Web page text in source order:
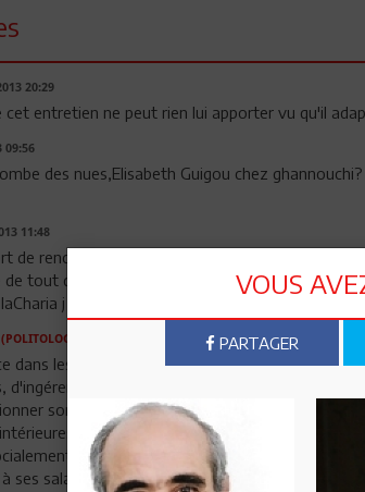
20:29
cet entretien ne peut rien lui apporter vu qu'il
09:56
des nues,Elisabeth Guigou chez
11:48
de rencontrer un individu qui appelle a ne plus
de tout democrate ,c est un taliban et meme
j ai honte pour vous et bravoMelonchan
dans les affaires intérieures de la Tunisie
d'ingérence extérieure ou de complots contre la
son nom dans le commentaire ci-dessous,
de la Tunisie, surtout quand il écrit
économiquement et mondialement,
ses salafistes et à ses brigades révolutionnaires
VOUS
PARTAGER